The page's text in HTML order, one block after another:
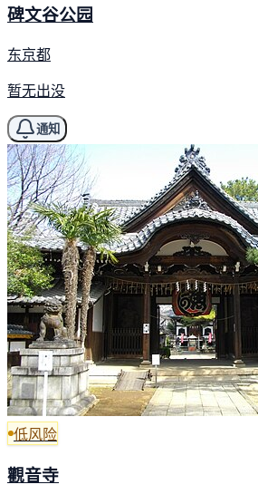
碑文谷公园
东京都
暂无出没
通知
低风险
觀音寺